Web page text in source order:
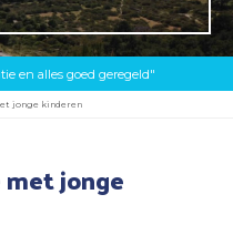
en alles goed geregeld"
jonge kinderen
jonge